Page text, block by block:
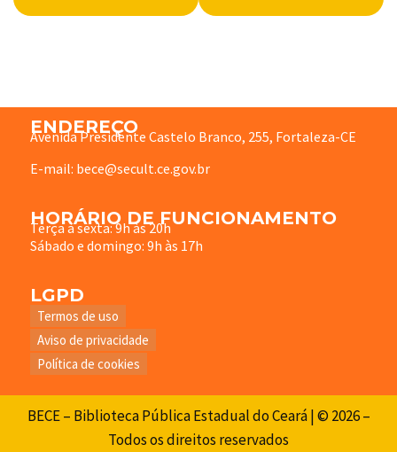
ENDEREÇO
Avenida Presidente Castelo Branco, 255, Fortaleza-CE
E-mail: bece@secult.ce.gov.br
HORÁRIO DE FUNCIONAMENTO
Terça à sexta: 9h às 20h
Sábado e domingo: 9h às 17h
LGPD
Termos de uso
Aviso de privacidade
Política de cookies
BECE – Biblioteca Pública Estadual do Ceará | © 2026 –
Todos os direitos reservados